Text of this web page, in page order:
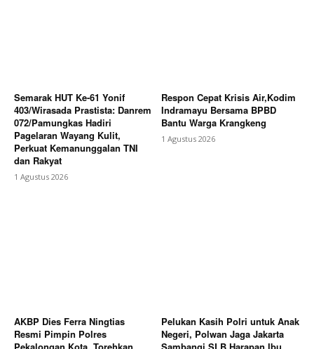
Semarak HUT Ke-61 Yonif
403/Wirasada Prastista: Danrem
072/Pamungkas Hadiri
Pagelaran Wayang Kulit,
Perkuat Kemanunggalan TNI
dan Rakyat
1 Agustus 2026
Respon Cepat Krisis Air,Kodim
Indramayu Bersama BPBD
Bantu Warga Krangkeng
1 Agustus 2026
AKBP Dies Ferra Ningtias
Resmi Pimpin Polres
Pelukan Kasih Polri untuk Anak
Negeri, Polwan Jaga Jakarta